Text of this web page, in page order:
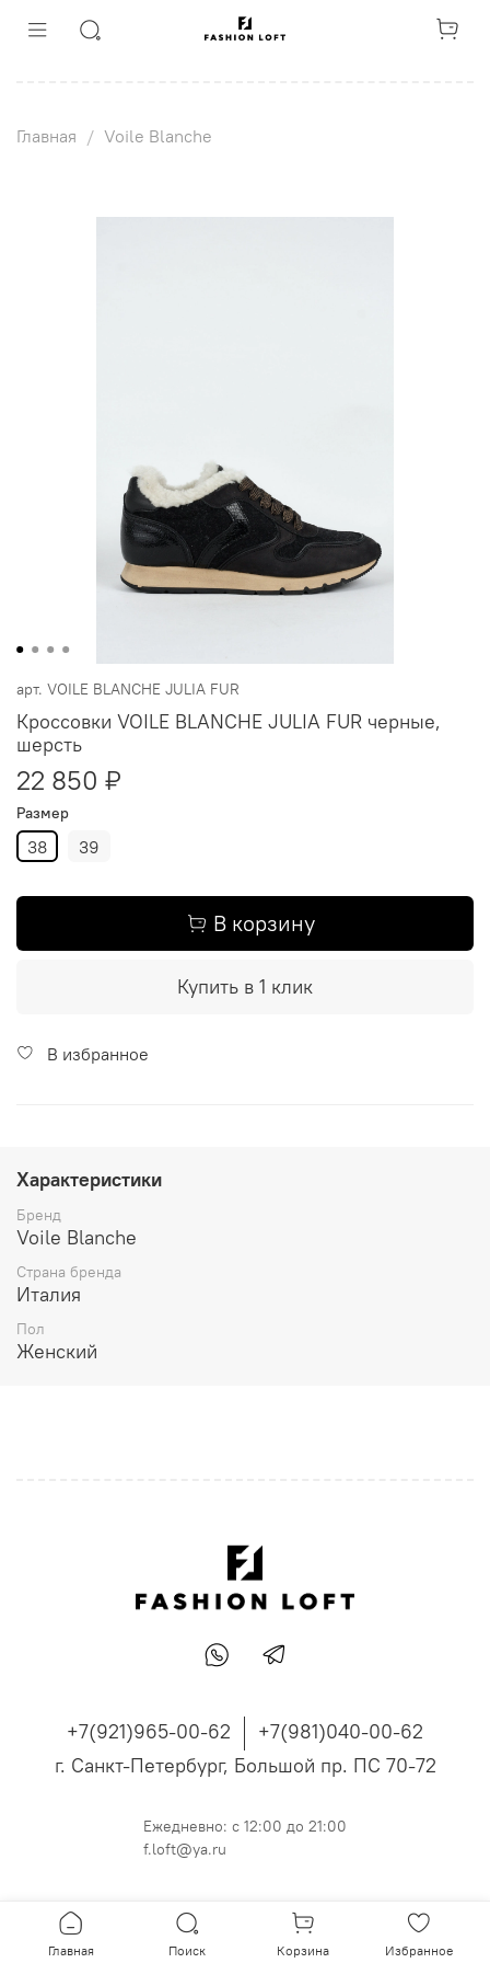
Главная Voile Blanche
арт. VOILE BLANCHE JULIA FUR
Кроссовки VOILE BLANCHE JULIA FUR черные,
шерсть
22 850 ₽
Размер
38 39
В корзину
Купить в 1 клик
В избранное
Характеристики
Бренд
Voile Blanche
Страна бренда
Италия
Пол
Женский
+7(921)965-00-62
+7(981)040-00-62
г. Санкт-Петербург, Большой пр. ПС 70-72
Ежедневно: с 12:00 до 21:00
f.loft@ya.ru
Главная Поиск Корзина Избранное